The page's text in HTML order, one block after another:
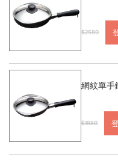
$2580
網紋單手
$1880